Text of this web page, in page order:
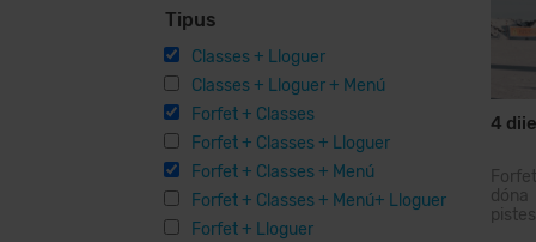
Tipus
Classes + Lloguer
Classes + Lloguer + Menú
Forfet + Classes
Forfet + Classes + Lloguer
Forfet + Classes + Menú
Forfet + Classes + Menú+ Lloguer
Forfet + Lloguer
4